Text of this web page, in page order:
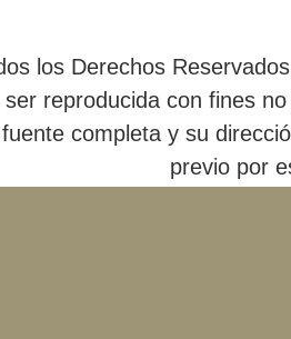
los Derechos
ser reproducida con fines
completa y su
previo por